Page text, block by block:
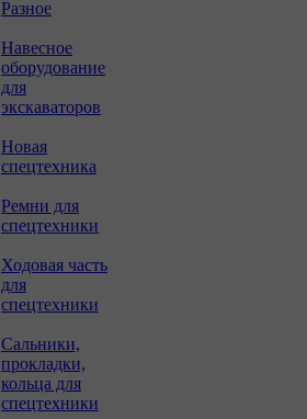
Разное
Навесное
оборудование
для
экскаваторов
Новая
спецтехника
Ремни для
спецтехники
Ходовая часть
для
спецтехники
Сальники,
прокладки,
кольца для
спецтехники